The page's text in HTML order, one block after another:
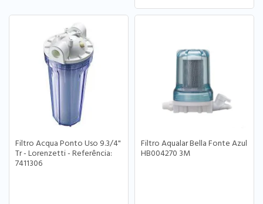
Filtro Acqua Ponto Uso 9.3/4"
Tr - Lorenzetti - Referência:
7411306
Filtro Aqualar Bella Fonte Azul
HB004270 3M